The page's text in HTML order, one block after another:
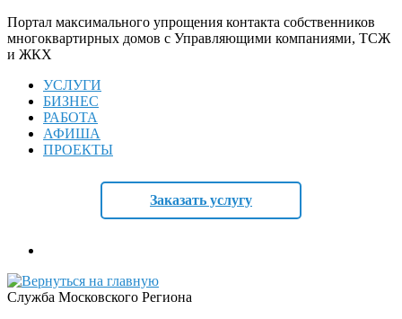
Портал максимального упрощения контакта собственников
многоквартирных домов с Управляющими компаниями, ТСЖ
и ЖКХ
УСЛУГИ
БИЗНЕС
РАБОТА
АФИША
ПРОЕКТЫ
Заказать услугу
Служба Московского Региона